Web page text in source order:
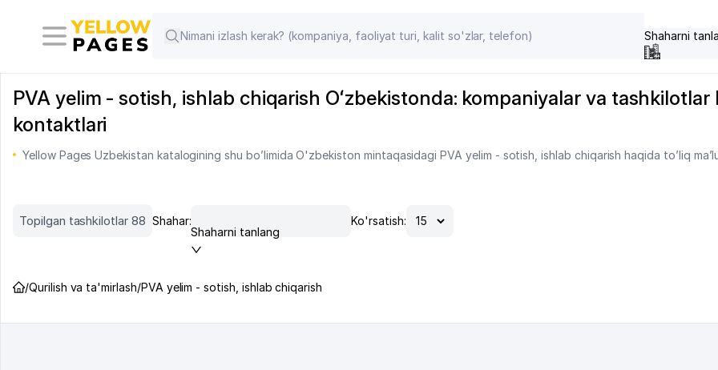
Shaharni
PVA yelim - sotish, ishlab chiqarish Oʻzbekistonda: kompaniyalar va
kontaktlari
Yellow Pages Uzbekistan katalogining shu bo’limida O'zbekiston mintaqasidagi PVA yelim - sotish, ishlab chiqarish haqida to’liq
Topilgan tashkilotlar 88 Shahar:
Shaharni tanlang
Ko'rsatish:
/Qurilish va ta'mirlash/PVA yelim - sotish, ishlab chiqarish